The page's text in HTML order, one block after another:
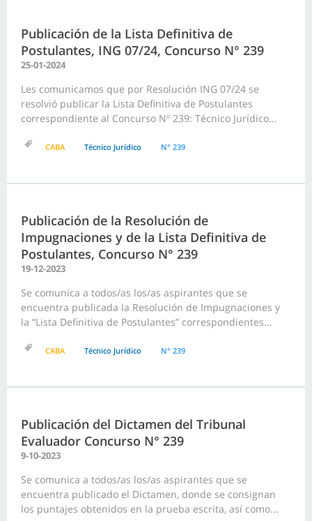
Publicación de la Lista Definitiva de
Postulantes, ING 07/24, Concurso N° 239
25-01-2024
Les comunicamos que por Resolución ING 07/24 se
resolvió publicar la Lista Definitiva de Postulantes
correspondiente al Concurso Nº 239: Técnico Jurídico...
CABA Técnico Jurídico N° 239
Publicación de la Resolución de
Impugnaciones y de la Lista Definitiva de
Postulantes, Concurso N° 239
19-12-2023
Se comunica a todos/as los/as aspirantes que se
encuentra publicada la Resolución de Impugnaciones y
la “Lista Definitiva de Postulantes” correspondientes...
CABA Técnico Jurídico N° 239
Publicación del Dictamen del Tribunal
Evaluador Concurso N° 239
9-10-2023
Se comunica a todos/as los/as aspirantes que se
encuentra publicado el Dictamen, donde se consignan
los puntajes obtenidos en la prueba escrita, así como...